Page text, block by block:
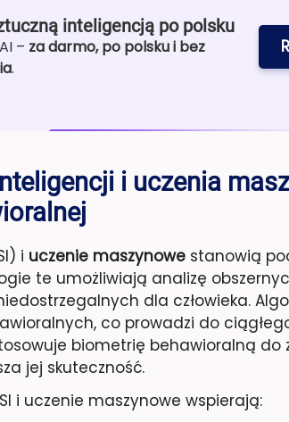
inteligencją po polsku
– za darmo, po polsku i bez
.
i uczenia
i uczenie maszynowe stanowią
te umożliwiają analizę
dla człowieka.
co prowadzi do
biometrię behawioralną do
jej skuteczność.
i uczenie maszynowe wspierają: